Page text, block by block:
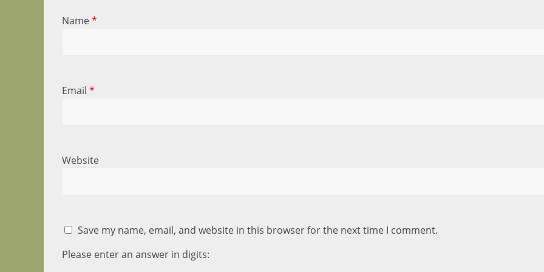
Name*
Email *
Website
Save my name, email, and website in this browser for the next time I comment.
Please enter an answer in digits: